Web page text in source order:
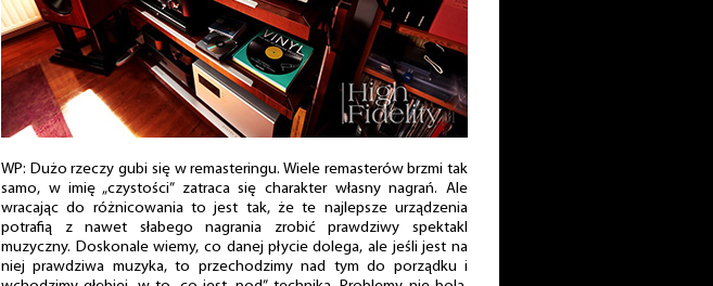
WP: Dużo rzeczy gubi się w remasteringu. Wiele remasterów brzmi tak
samo, w imię „czystości” zatraca się charakter własny nagrań. Ale
wracając do różnicowania to jest tak, że te najlepsze urządzenia
potrafią z nawet słabego nagrania zrobić prawdziwy spektakl
muzyczny. Doskonale wiemy, co danej płycie dolega, ale jeśli jest na
niej prawdziwa muzyka, to przechodzimy nad tym do porządku i